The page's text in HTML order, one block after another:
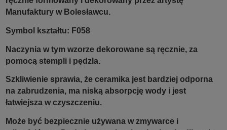
Manufaktury w Bolesławcu.
Symbol kształtu: F058
Naczynia w tym wzorze dekorowane są ręcznie, za
pomocą stempli i pędzla.
Szkliwienie sprawia, że ceramika jest bardziej odporna
na zabrudzenia, ma niską absorpcję wody i jest
łatwiejsza w czyszczeniu.
Może być bezpiecznie używana w zmywarce i